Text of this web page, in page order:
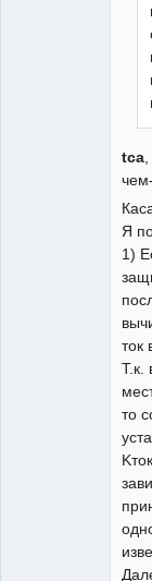
tca
Я
1)
ток
Т.к.
то